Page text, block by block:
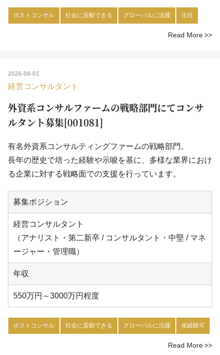
ポストコンサル 社会に貢献できる グローバルに活躍 注目
Read More
2026-08-01
経営コンサルタント
外資系コンサルファームの戦略部門にてコンサ
ルタント募集[001081]
有名外資系コンサルティングファームの戦略部門。
長年の歴史で培った経験や示唆を基に、多様な業界におけ
る企業に対する戦略面での支援を行っています。
募集ポジション
経営コンサルタント
（アナリスト・第二新卒 / コンサルタント・中堅 / マネ
ージャー・管理職）
年収
550万円～3000万円程度
ポストコンサル 社会に貢献できる グローバルに活躍 未経験可
Read More